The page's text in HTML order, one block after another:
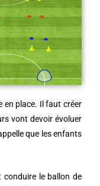
en place. Il faut créer
vont devoir évoluer
que les enfants
conduire le ballon de